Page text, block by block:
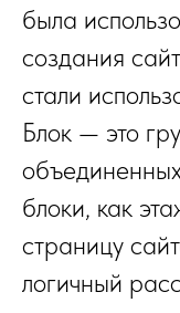
была
создания
стали
Блок — это
блоки, как
страницу
логичный